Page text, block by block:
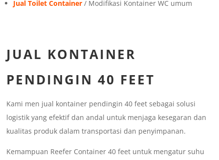
Jual Toilet Container / Modifikasi Kontainer WC umum
JUAL KONTAINER
PENDINGIN 40 FEET
Kami men jual kontainer pendingin 40 feet sebagai solusi
logistik yang efektif dan andal untuk menjaga kesegaran dan
kualitas produk dalam transportasi dan penyimpanan.
Kemampuan Reefer Container 40 feet untuk mengatur suhu